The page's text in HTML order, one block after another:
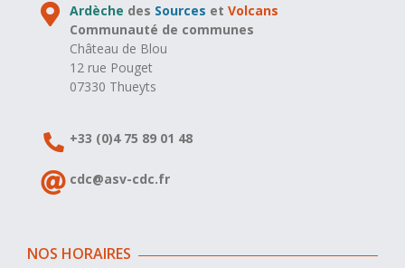
Ardèche des Sources etVolcans
Communauté de communes
Château de Blou
12 rue Pouget
07330 Thueyts
+33 (0)4 75 89 01 48
cdc@asv-cdc.fr
NOS HORAIRES